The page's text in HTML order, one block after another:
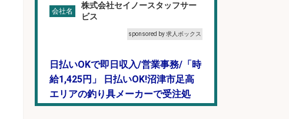
会社名
株式会社セイノースタッフサー
ビス
sponsored by 求人ボックス
日払いOKで即日収入/営業事務/「時
給1,425円」 日払いOK!沼津市足高
エリアの釣り具メーカーで受注処
理・見積作成の営業事務/服装髪色